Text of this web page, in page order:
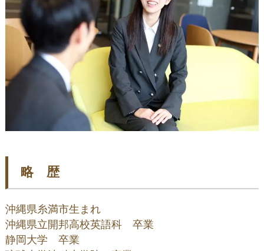
略 歴
沖縄県糸満市生まれ
沖縄県立開邦高校英語科　卒業
静岡大学　卒業